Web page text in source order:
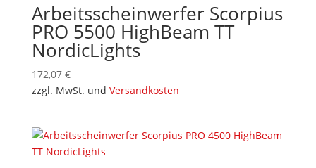
Arbeitsscheinwerfer Scorpius
PRO 5500 HighBeam TT
NordicLights
172,07 €
zzgl. MwSt. und Versandkosten